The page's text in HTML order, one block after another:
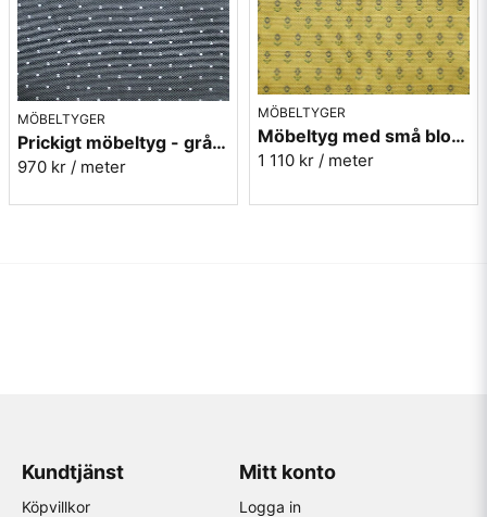
MÖBELTYGER
Prickigt möbeltyg - grå Micro nr.90
970 kr / meter
MÖBELTYGER
Möbeltyg med små blommor - Sippa gul nr.15 Berghem
1 110 kr / meter
Kundtjänst
Köpvillkor
Mitt konto
Logga in